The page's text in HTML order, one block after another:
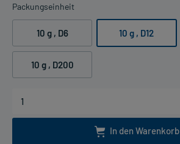
Packungseinheit
10 g , D6 10 g , D12
10 g , D200
In den Warenkorb